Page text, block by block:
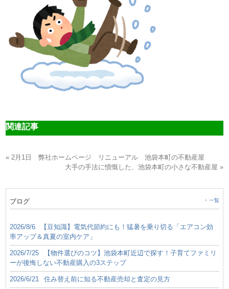
関連記事
« 2月1日 弊社ホームページ リニューアル 池袋本町の不動産屋
大手の手法に憤慨した、池袋本町の小さな不動産屋 »
ブログ 一覧
2026/8/6
【豆知識】電気代節約にも！猛暑を乗り切る「エアコン効
率アップ＆真夏の室内ケア」
2026/7/25
【物件選びのコツ】池袋本町近辺で探す！子育てファミリ
ーが後悔しない不動産購入の3ステップ
2026/6/21 住み替え前に知る不動産売却と査定の見方